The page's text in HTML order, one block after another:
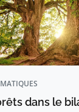
dans le